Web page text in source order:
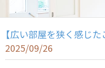
【広い部屋を狭く感じた
2025/09/26